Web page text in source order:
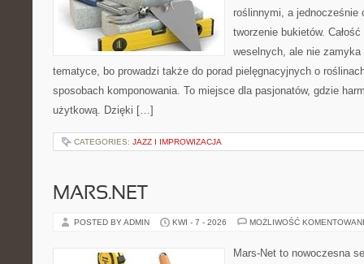
roślinnymi, a jednocześnie
tworzenie bukietów.
weselnych, ale nie zamyka
tematyce, bo prowadzi także do porad pielęgnacyjnych o
sposobach komponowania. To miejsce dla pasjonatów, gdzie
użytkową. Dzięki […]
CATEGORIES: JAZZ I IMPROWIZACJA
MARS.NET
POSTED BY ADMIN KWI - 7 - 2026 MOŻLIWOŚĆ
Mars-Net to nowoczesna